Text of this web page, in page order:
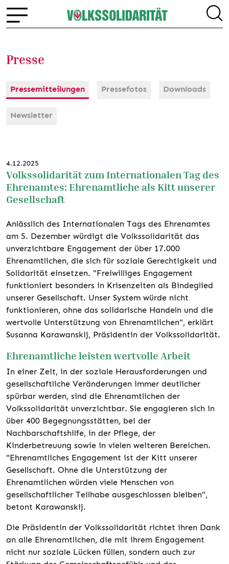
Presse
Pressemitteilungen Pressefotos Downloads
Newsletter
4.12.2025
Volkssolidarität zum Internationalen Tag des
Ehrenamtes: Ehrenamtliche als Kitt unserer
Gesellschaft
Anlässlich des Internationalen Tags des Ehrenamtes
am 5. Dezember würdigt die Volkssolidarität das
unverzichtbare Engagement der über 17.000
Ehrenamtlichen, die sich für soziale Gerechtigkeit und
Solidarität einsetzen. "Freiwilliges Engagement
funktioniert besonders in Krisenzeiten als Bindeglied
unserer Gesellschaft. Unser System würde nicht
funktionieren, ohne das solidarische Handeln und die
wertvolle Unterstützung von Ehrenamtlichen", erklärt
Susanna Karawanskij, Präsidentin der Volkssolidarität.
Ehrenamtliche leisten wertvolle Arbeit
In einer Zeit, in der soziale Herausforderungen und
gesellschaftliche Veränderungen immer deutlicher
spürbar werden, sind die Ehrenamtlichen der
Volkssolidarität unverzichtbar. Sie engagieren sich in
über 400 Begegnungsstätten, bei der
Nachbarschaftshilfe, in der Pflege, der
Kinderbetreuung sowie in vielen weiteren Bereichen.
"Ehrenamtliches Engagement ist der Kitt unserer
Gesellschaft. Ohne die Unterstützung der
Ehrenamtlichen würden viele Menschen von
gesellschaftlicher Teilhabe ausgeschlossen bleiben",
betont Karawanskij.
Die Präsidentin der Volkssolidarität richtet ihren Dank
an alle Ehrenamtlichen, die mit ihrem Engagement
nicht nur soziale Lücken füllen, sondern auch zur